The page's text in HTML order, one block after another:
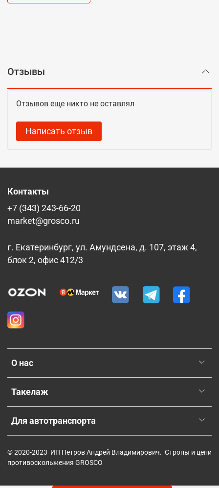
Отзывы
Отзывов еще никто не оставлял
Написать отзыв
О нас
Такелаж
Для автотранспорта
Контакты
+7 (343) 243-66-20
market@grosco.ru
г. Екатеринбург, ул. Амундсена, д. 107, этаж 4,
блок 2, офис 412/3
© 2020-2023 ИП Петров Андрей Владимирович. Стропы и цепи
противоскольжения GROSCO